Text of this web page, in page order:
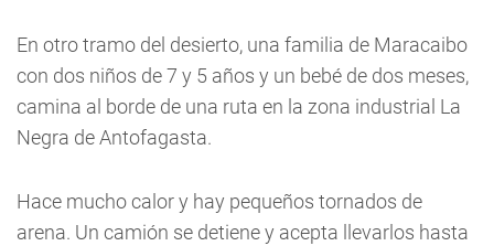
En otro tramo del desierto, una familia de Maracaibo
con dos niños de 7 y 5 años y un bebé de dos meses,
camina al borde de una ruta en la zona industrial La
Negra de Antofagasta.
Hace mucho calor y hay pequeños tornados de
arena. Un camión se detiene y acepta llevarlos hasta